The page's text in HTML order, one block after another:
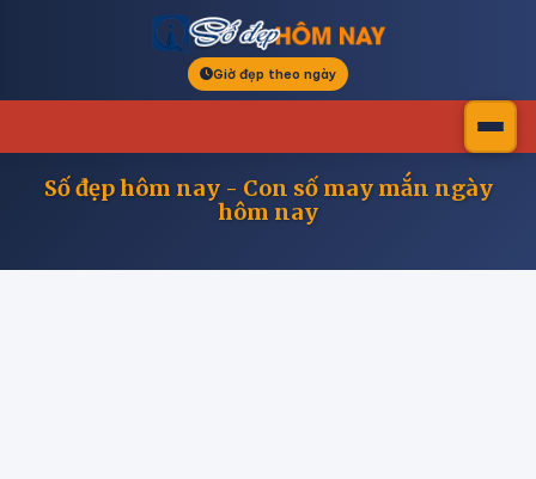
Giờ đẹp theo ngày
Số đẹp hôm nay - Con số may mắn ngày
hôm nay